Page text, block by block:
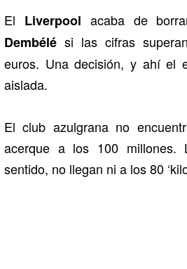
El Liverpool acaba de
Dembélé si las cifras
euros. Una decisión, y ahí el
aislada.
El club azulgrana no
acerque a los 100 millones.
sentido, no llegan ni a los 80